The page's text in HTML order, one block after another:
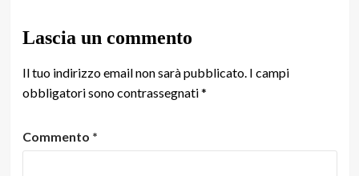
Lascia un commento
Il tuo indirizzo email non sarà pubblicato. I campi
obbligatori sono contrassegnati*
Commento *